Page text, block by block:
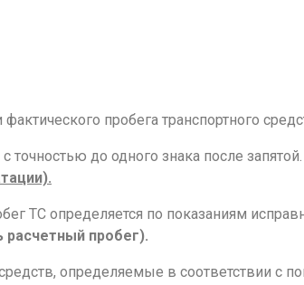
пробега транспортного
точностью до одного знака после
ТС определяется по показаниям
расчетный пробег).
определяемые в соответствии с